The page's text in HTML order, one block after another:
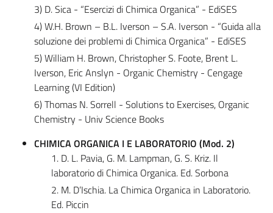
3) D. Sica - “Esercizi di Chimica Organica” - EdiSES
4) W.H. Brown – B.L. Iverson – S.A. Iverson - “Guida alla
soluzione dei problemi di Chimica Organica” - EdiSES
5) William H. Brown, Christopher S. Foote, Brent L.
Iverson, Eric Anslyn - Organic Chemistry - Cengage
Learning (VI Edition)
6) Thomas N. Sorrell - Solutions to Exercises, Organic
Chemistry - Univ Science Books
CHIMICA ORGANICA I E LABORATORIO (Mod. 2)
1. D. L. Pavia, G. M. Lampman, G. S. Kriz. Il
laboratorio di Chimica Organica. Ed. Sorbona
2. M. D’Ischia. La Chimica Organica in Laboratorio.
Ed. Piccin